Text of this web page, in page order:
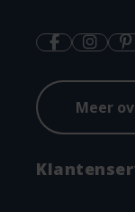
Meer